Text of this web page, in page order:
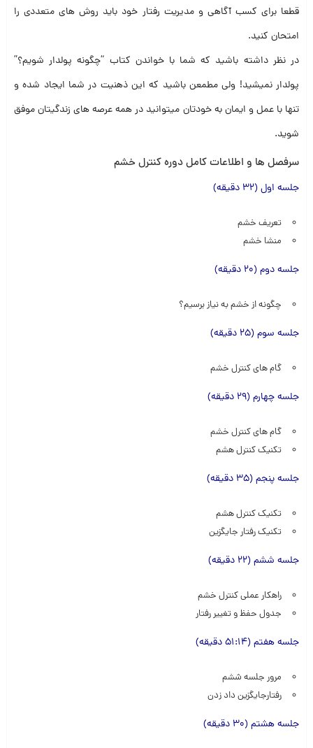
قطعا برای کسب آگاهی و مدیریت رفتار خود باید روش های متعددی را
امتحان کنید.
در نظر داشته باشید که شما با خواندن کتاب “چگونه پولدار شویم؟”
پولدار نمیشید! ولی مطمعن باشید که این ذهنیت در شما ایجاد شده و
تنها با عمل و ایمان به خودتان میتوانید در همه عرصه های زندگیتان موفق
شوید.
سرفصل ها و اطلاعات کامل دوره کنترل خشم
جلسه اول (32 دقیقه)
تعریف خشم
منشا خشم
جلسه دوم (20 دقیقه)
چگونه از خشم‌ به نیاز برسیم؟
جلسه سوم (25 دقیقه)
گام های کنترل خشم
جلسه چهارم (29 دقیقه)
گام های کنترل خشم
تکنیک کنترل هشم
جلسه پنجم (35 دقیقه)
تکنیک کنترل هشم
تکنیک رفتار جایگزین
جلسه ششم (22 دقیقه)
راهکار عملی کنترل خشم
جدول حفظ و تغییر رفتار
جلسه هفتم (51:14 دقیقه)
مرور جلسه ششم
رفتارجایگزین داد زدن
جلسه هشتم (30 دقیقه)